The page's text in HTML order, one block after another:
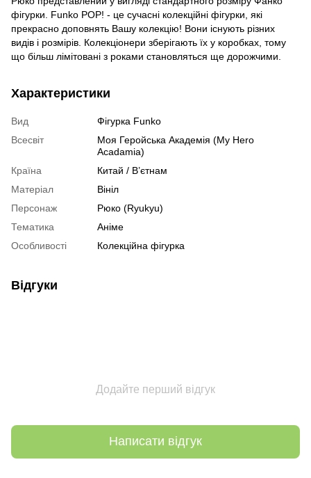
фігурки. Funko POP! - це сучасні колекційні фігурки, які
прекрасно доповнять Вашу колекцію! Вони існують різних
видів і розмірів. Колекціонери зберігають їх у коробках, тому
що більш лімітовані з роками становляться ще дорожчими.
Характеристики
Вид
Фігурка Funko
Всесвіт
Моя Геройська Академія (My Hero
Acadamia)
Країна
Китай / В’єтнам
Матеріал
Вініл
Персонаж
Рюко (Ryukyu)
Тематика
Аніме
Особливості
Колекційна фігурка
Відгуки
Додайте перший відгук
Написати відгук